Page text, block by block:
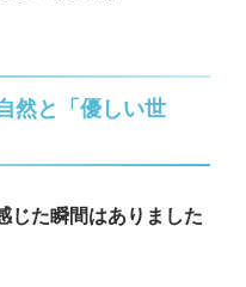
然と「優しい世
じた瞬間はありました